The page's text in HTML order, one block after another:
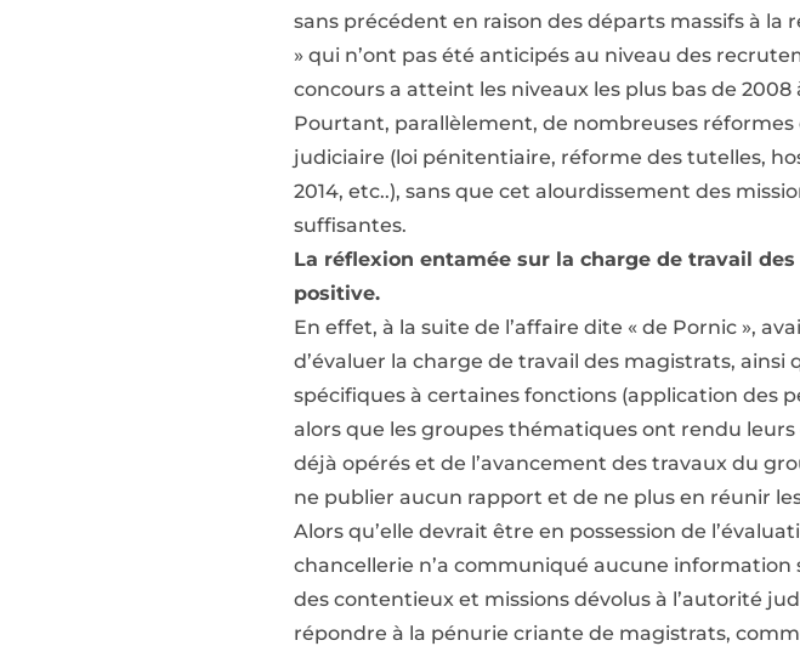
sans précédent en raison des départs massifs à
» qui n’ont pas été anticipés au niveau des
concours a atteint les niveaux les plus bas de 2008
Pourtant, parallèlement, de nombreuses
judiciaire (loi pénitentiaire, réforme des tutelles,
2014, etc..), sans que cet alourdissement des
suffisantes.
La réflexion entamée sur la charge de travail
positive.
En effet, à la suite de l’affaire dite « de Pornic »,
d’évaluer la charge de travail des magistrats,
spécifiques à certaines fonctions (application des
alors que les groupes thématiques ont rendu
déjà opérés et de l’avancement des travaux du
ne publier aucun rapport et de ne plus en réunir
Alors qu’elle devrait être en possession de
chancellerie n’a communiqué aucune information
des contentieux et missions dévolus à l’autorité
répondre à la pénurie criante de magistrats,